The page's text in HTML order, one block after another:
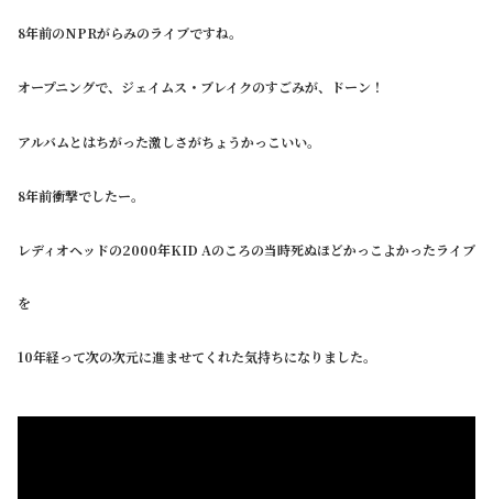
8年前のNPRがらみのライブですね。
オープニングで、ジェイムス・ブレイクのすごみが、ドーン！
アルバムとはちがった激しさがちょうかっこいい。
8年前衝撃でしたー。
レディオヘッドの2000年KID Aのころの当時死ぬほどかっこよかったライブ
を
10年経って次の次元に進ませてくれた気持ちになりました。